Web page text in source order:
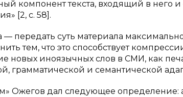
компонент текста, входящий в него
[2, с. 58].
— передать суть материала
тем, что это способствует
новых иноязычных слов в СМИ, как
грамматической и семантической
Ожегов дал следующее определение: